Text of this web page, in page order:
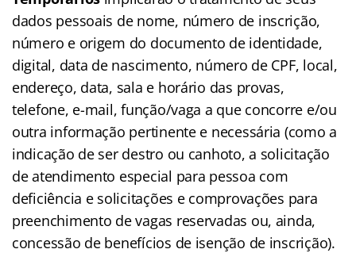
dados pessoais de nome, número de inscrição,
número e origem do documento de identidade,
digital, data de nascimento, número de CPF, local,
endereço, data, sala e horário das provas,
telefone, e-mail, função/vaga a que concorre e/ou
outra informação pertinente e necessária (como a
indicação de ser destro ou canhoto, a solicitação
de atendimento especial para pessoa com
deficiência e solicitações e comprovações para
preenchimento de vagas reservadas ou, ainda,
concessão de benefícios de isenção de inscrição).